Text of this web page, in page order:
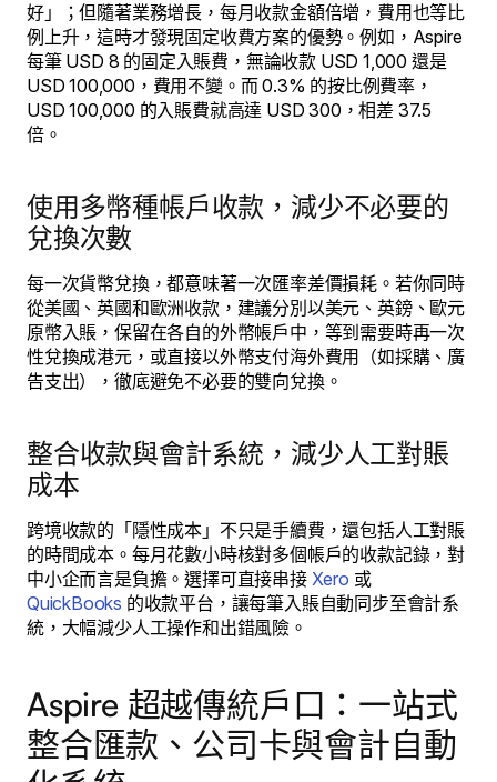
好」；但隨著業務增長，每月收款金額倍增，費用也等比
例上升，這時才發現固定收費方案的優勢。例如，Aspire
每筆 USD 8 的固定入賬費，無論收款 USD 1,000 還是
USD 100,000，費用不變。而 0.3% 的按比例費率，
USD 100,000 的入賬費就高達 USD 300，相差 37.5
倍。
使用多幣種帳戶收款，減少不必要的
兌換次數
每一次貨幣兌換，都意味著一次匯率差價損耗。若你同時
從美國、英國和歐洲收款，建議分別以美元、英鎊、歐元
原幣入賬，保留在各自的外幣帳戶中，等到需要時再一次
性兌換成港元，或直接以外幣支付海外費用（如採購、廣
告支出），徹底避免不必要的雙向兌換。
整合收款與會計系統，減少人工對賬
成本
跨境收款的「隱性成本」不只是手續費，還包括人工對賬
的時間成本。每月花數小時核對多個帳戶的收款記錄，對
中小企而言是負擔。選擇可直接串接 Xero 或
QuickBooks 的收款平台，讓每筆入賬自動同步至會計系
統，大幅減少人工操作和出錯風險。
Aspire 超越傳統戶口：一站式
整合匯款、公司卡與會計自動